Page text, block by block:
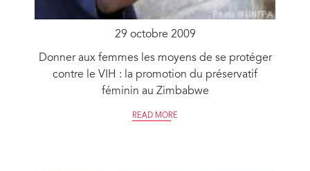
29 octobre 2009
Donner aux femmes les moyens de se protéger
contre le VIH : la promotion du préservatif
féminin au Zimbabwe
READ MORE